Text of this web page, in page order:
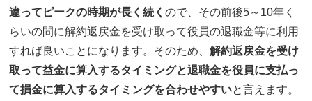
違ってピークの時期が長く続く ので、その前後5～10年く
らいの間に解約返戻金を受け取って役員の退職金等に利用
すれば良いことになります。そのため、 解約返戻金を受け
取って益金に算入するタイミングと退職金を役員に支払っ
て損金に算入するタイミングを合わせやすいと言えます。